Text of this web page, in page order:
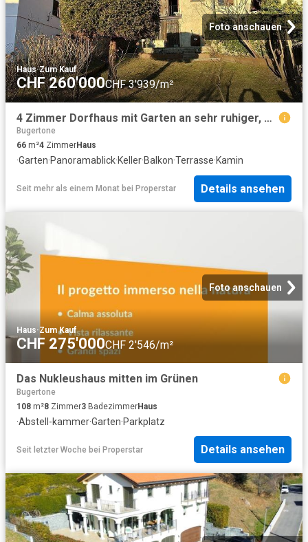
Foto anschauen
Haus·Zum Kauf
CHF 260'000CHF 3'939/m²
4 Zimmer Dorfhaus mit Garten an sehr ruhiger, sonniger Aussichtslage / 4 Zimmer Haus im Dorfkern mit sehr ruhigem, sonnigem Garten
Bugertone
66 m²4 ZimmerHaus
·Garten·Panoramablick·Keller·Balkon·Terrasse·Kamin
Seit mehr als einem Monat bei Properstar Details ansehen
Foto anschauen
Haus·Zum Kauf
CHF 275'000CHF 2'546/m²
Das Nukleushaus mitten im Grünen
Bugertone
108 m²8 Zimmer3 BadezimmerHaus
·Abstell-kammer·Garten·Parkplatz
Seit letzter Woche bei Properstar Details ansehen